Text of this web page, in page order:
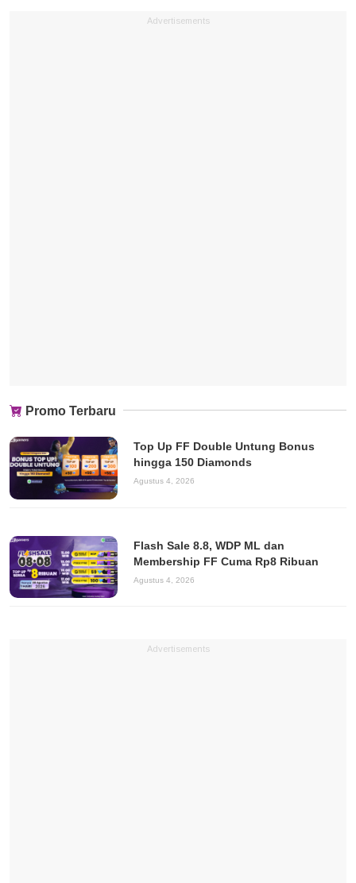
Advertisements
Promo Terbaru
Top Up FF Double Untung Bonus
hingga 150 Diamonds
Agustus 4, 2026
Flash Sale 8.8, WDP ML dan
Membership FF Cuma Rp8 Ribuan
Agustus 4, 2026
Advertisements